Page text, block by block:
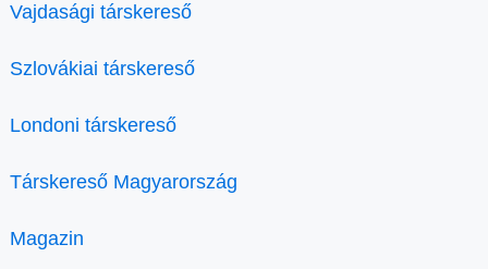
Vajdasági társkereső
Szlovákiai társkereső
Londoni társkereső
Társkereső Magyarország
Magazin